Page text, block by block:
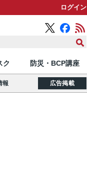
ログイン
ク 防災・BCP講座
報 広告掲載